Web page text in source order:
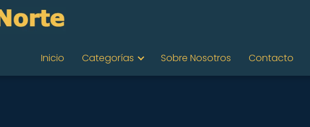
Inicio Categorías Sobre Nosotros Contacto